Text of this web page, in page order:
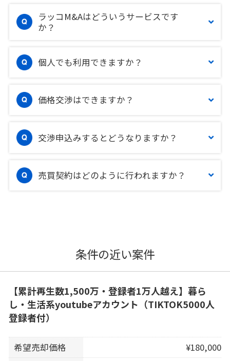
ラッコM&Aはどういうサービスです
か？
個人でも利用できますか？
価格交渉はできますか？
交渉申込みするとどうなりますか？
売買契約はどのように行われますか？
条件の近い案件
【累計再生数1,500万・登録者1万人越え】暮ら
し・生活系youtubeアカウント（TIKTOK5000人
登録者付）
希望売却価格
¥180,000